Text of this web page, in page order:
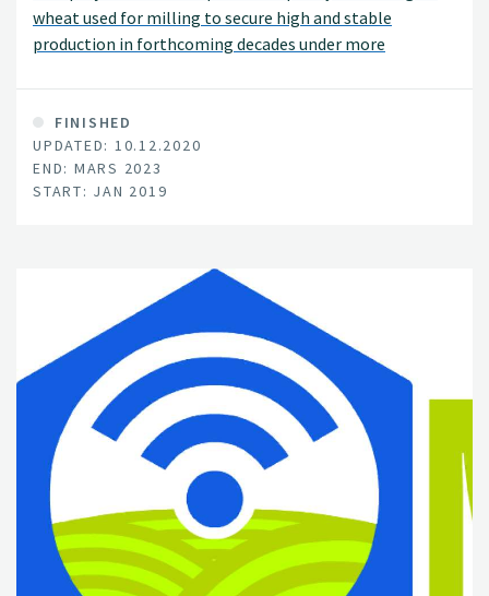
wheat used for milling to secure high and stable
production in forthcoming decades under more
production for milling is the most efficient way to
achieve increased domestic food production in Norway
and it will strengthen the competitiveness in the
agricultural sector.
FINISHED
UPDATED: 10.12.2020
END: MARS 2023
START: JAN 2019